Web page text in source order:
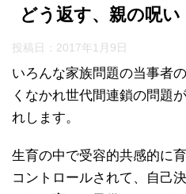
どう返す、親の呪い
投稿日： 2017年1月9日
いろんな家族問題の当事者
くなかれ世代間連鎖の問題
れします。
生育の中で受容的共感的に
コントロールされて、自己